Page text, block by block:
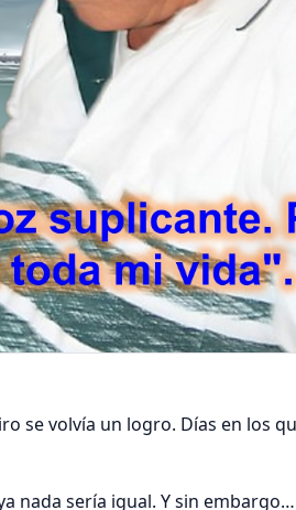
se volvía un logro. Días en los
nada sería igual. Y sin